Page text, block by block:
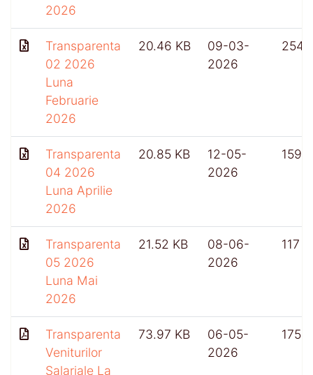
2026
Transparenta
02 2026
Luna
Februarie
2026
20.46 KB
09-03-
2026
254
Transparenta
04 2026
Luna Aprilie
2026
20.85 KB
12-05-
2026
159
Transparenta
05 2026
Luna Mai
2026
21.52 KB
08-06-
2026
117
Transparenta
Veniturilor
Salariale La
73.97 KB
06-05-
2026
175